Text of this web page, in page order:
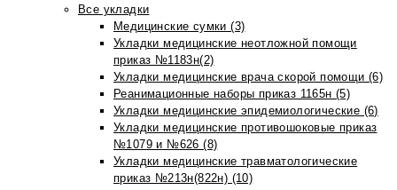
Все укладки
Медицинские сумки (3)
Укладки медицинские неотложной помощи
приказ №1183н(2)
Укладки медицинские врача скорой помощи (6)
Реанимационные наборы приказ 1165н (5)
Укладки медицинские эпидемиологические (6)
Укладки медицинские противошоковые приказ
№1079 и №626 (8)
Укладки медицинские травматологические
приказ №213н(822н) (10)